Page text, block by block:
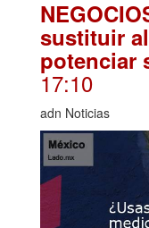
sustituir
potenciar
17:10
adn Noticias